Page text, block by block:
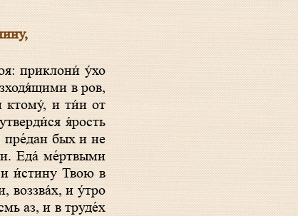
в ров,
ктому́, и ти́и от
я́рость
пре́дан бых и не
Еда́ ме́ртвыми
и и́стину Твою в
воззва́х, и у́тро
аз, и в труде́х